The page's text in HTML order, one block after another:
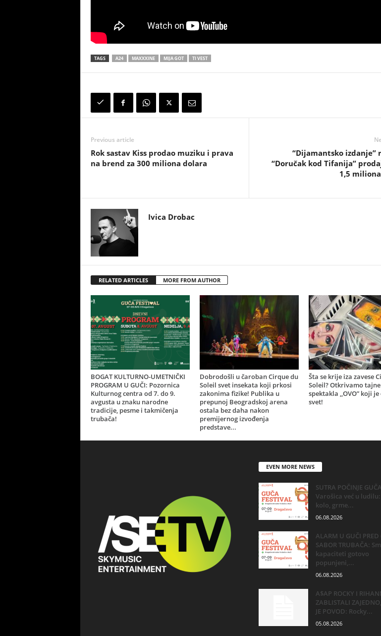
TAGS A24 MAXXXINE MIJA GOT TI VEST
Previous article
Rok sastav Kiss prodao muziku i prava
na brend za 300 miliona dolara
“Dijamantsko izdanje”
“Doručak kod Tifanija”
1,5
Ivica Drobac
RELATED ARTICLES MORE FROM AUTHOR
BOGAT KULTURNO-UMETNIČKI
PROGRAM U GUČI: Pozornica
Kulturnog centra od 7. do 9.
avgusta u znaku narodne
tradicije, pesme i takmičenja
trubača!
Dobrodošli u čaroban Cirque du
Soleil svet insekata koji prkosi
zakonima fizike! Publika u
prepunoj Beogradskoj arena
ostala bez daha nakon
premijernog izvođenja
predstave...
Šta se krije iza zavese
Soleil? Otkrivamo tajne
spektakla ,,OVO” koji
svet!
EVEN MORE NEWS
SUTRA POČINJE
Varošica već u
kolo, grme...
06.08.2026
ALARM U GUČI PRED
SABOR TRUBAČA:
kapaciteti gotovo
popunjeni,...
06.08.2026
A$AP ROCKY I
ZABLISTALI
JE POVOD: Rocky...
05.08.2026